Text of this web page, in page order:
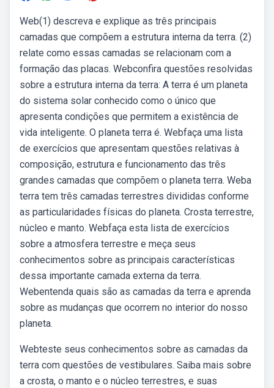
Web(1) descreva e explique as três principais
camadas que compõem a estrutura interna da terra. (2)
relate como essas camadas se relacionam com a
formação das placas. Webconfira questões resolvidas
sobre a estrutura interna da terra: A terra é um planeta
do sistema solar conhecido como o único que
apresenta condições que permitem a existência de
vida inteligente. O planeta terra é. Webfaça uma lista
de exercícios que apresentam questões relativas à
composição, estrutura e funcionamento das três
grandes camadas que compõem o planeta terra. Weba
terra tem três camadas terrestres divididas conforme
as particularidades físicas do planeta. Crosta terrestre,
núcleo e manto. Webfaça esta lista de exercícios
sobre a atmosfera terrestre e meça seus
conhecimentos sobre as principais características
dessa importante camada externa da terra.
Webentenda quais são as camadas da terra e aprenda
sobre as mudanças que ocorrem no interior do nosso
planeta.
Webteste seus conhecimentos sobre as camadas da
terra com questões de vestibulares. Saiba mais sobre
a crosta, o manto e o núcleo terrestres, e suas